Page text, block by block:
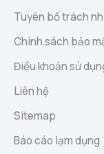
Tuyên bố trách
Chính sách bảo
Điều khoản sử
Liên hệ
Sitemap
Báo cáo lạm dụng